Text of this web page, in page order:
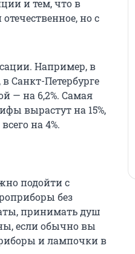
и тем, что в
но с
Например, в
Санкт-Петербурге
— на 6,2%. Самая
вырастут на 15%,
на 4%.
подойти с
без
принимать душ
если обычно вы
и лампочки в